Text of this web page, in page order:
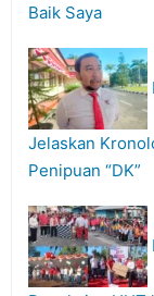
Baik Saya
Jelaskan
Penipuan “DK”